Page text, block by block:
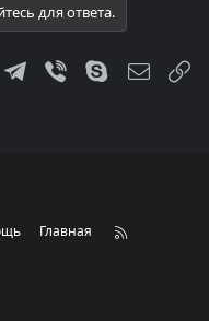
для ответа.
WhatsApp
Telegram
ViberSkype
Главная
R